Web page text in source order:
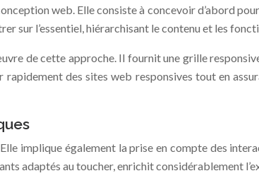
web. Elle consiste à concevoir d’abord
sur l’essentiel, hiérarchisant le contenu et les
de cette approche. Il fournit une grille
des sites web responsives tout en
implique également la prise en compte des
adaptés au toucher, enrichit considérablement